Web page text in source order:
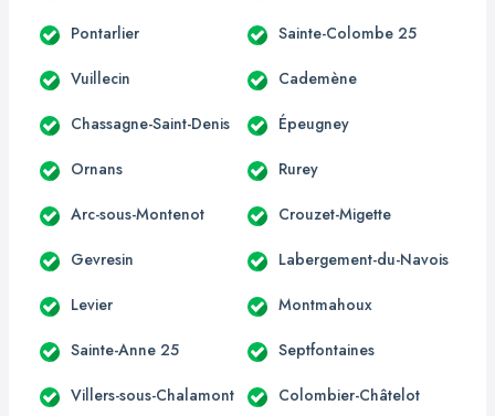
Pontarlier Sainte-Colombe 25
Vuillecin Cademène
Chassagne-Saint-Denis Épeugney
Ornans Rurey
Arc-sous-Montenot Crouzet-Migette
Gevresin Labergement-du-Navois
Levier Montmahoux
Sainte-Anne 25 Septfontaines
Villers-sous-Chalamont Colombier-Châtelot